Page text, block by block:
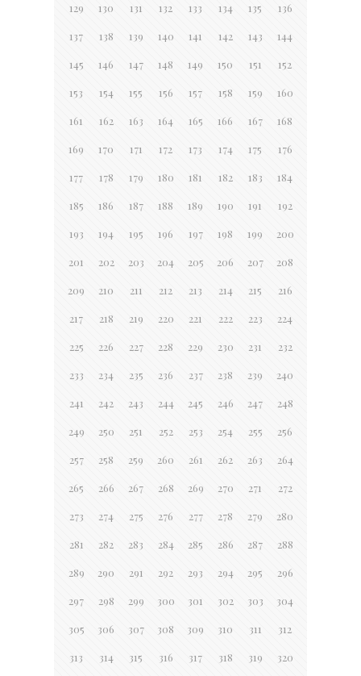
129 130 131 132 133 134 135 136
137 138 139 140 141 142 143 144
145 146 147 148 149 150 151 152
153 154 155 156 157 158 159 160
161 162 163 164 165 166 167 168
169 170 171 172 173 174 175 176
177 178 179 180 181 182 183 184
185 186 187 188 189 190 191 192
193 194 195 196 197 198 199 200
201 202 203 204 205 206 207 208
209 210 211 212 213 214 215 216
217 218 219 220 221 222 223 224
225 226 227 228 229 230 231 232
233 234 235 236 237 238 239 240
241 242 243 244 245 246 247 248
249 250 251 252 253 254 255 256
257 258 259 260 261 262 263 264
265 266 267 268 269 270 271 272
273 274 275 276 277 278 279 280
281 282 283 284 285 286 287 288
289 290 291 292 293 294 295 296
297 298 299 300 301 302 303 304
305 306 307 308 309 310 311 312
313 314 315 316 317 318 319 320